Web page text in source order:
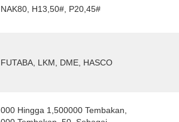
NAK80, H13,50#, P20,45#
FUTABA, LKM, DME, HASCO
000 Hingga 1,500000 Tembakan,